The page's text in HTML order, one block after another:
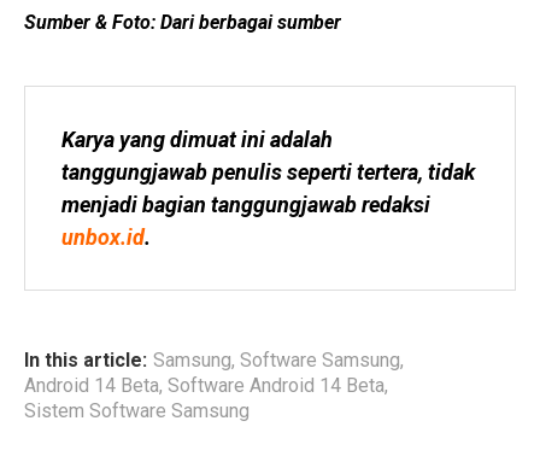
Sumber & Foto: Dari berbagai sumber
Karya yang dimuat ini adalah
tanggungjawab penulis seperti tertera, tidak
unbox.id.
In this article: Samsung, Software Samsung,
Android 14 Beta, Software Android 14 Beta,
Sistem Software Samsung